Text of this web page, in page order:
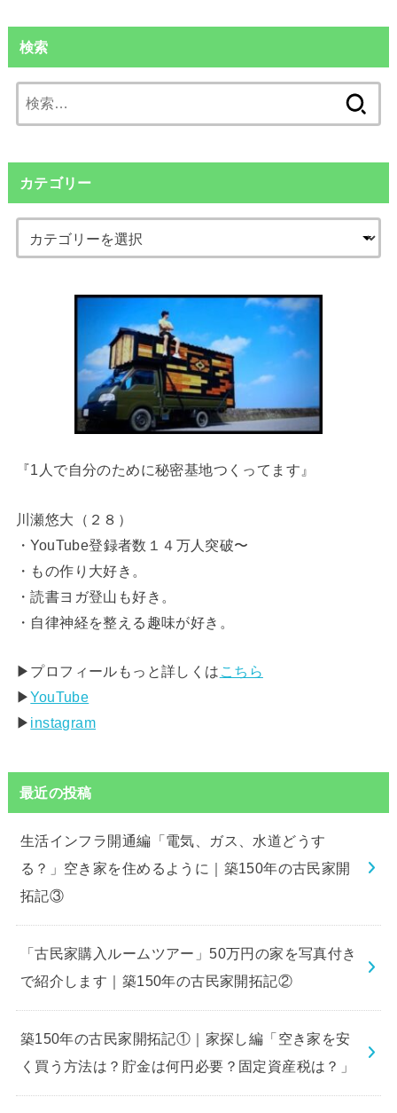
検索
索:
カテゴリー
『1人で自分のために秘密基地つくってます』
川瀬悠大（２８）
・YouTube登録者数１４万人突破〜
・もの作り大好き。
・読書ヨガ登山も好き。
・自律神経を整える趣味が好き。
▶︎プロフィールもっと詳しくは こちら
▶︎YouTube
▶︎ instagram
最近の投稿
生活インフラ開通編「電気、ガス、水道どうす
る？」空き家を住めるように｜築150年の古民家開
拓記③
「古民家購入ルームツアー」50万円の家を写真付き
で紹介します｜築150年の古民家開拓記②
築150年の古民家開拓記①｜家探し編「空き家を安
く買う方法は？貯金は何円必要？固定資産税は？」